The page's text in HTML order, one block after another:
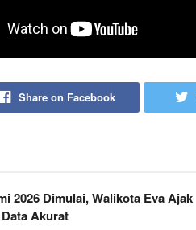
Share on Facebook
2026 Dimulai, Walikota Eva Ajak
Akurat